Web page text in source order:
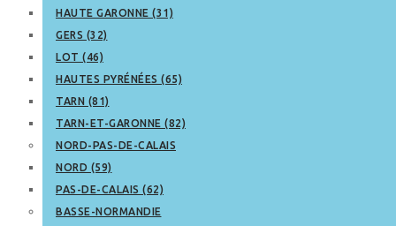
HAUTE GARONNE (31)
GERS (32)
LOT (46)
HAUTES PYRÉNÉES (65)
TARN (81)
TARN-ET-GARONNE (82)
NORD-PAS-DE-CALAIS
NORD (59)
PAS-DE-CALAIS (62)
BASSE-NORMANDIE